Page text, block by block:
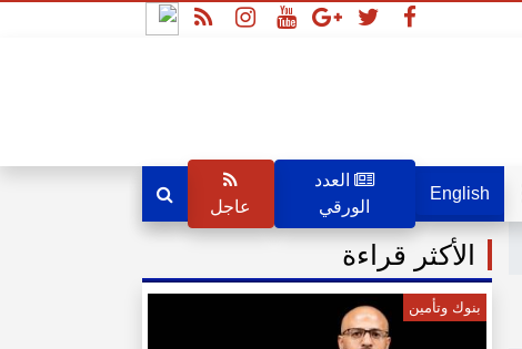
English
العدد
الورقي
عاجل
الأكثر قراءة
بنوك وتأمين